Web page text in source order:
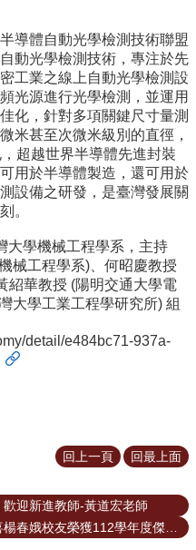
導體自動光學檢測技術聯盟
動光學檢測技術，專注於先
工業之線上自動光學檢測設
光源進行光學檢測，並運用
化，針對多項關鍵尺寸量測
米甚至次微米級別的直徑，
超越世界半導體先進封裝
用於半導體製造，還可用於
設備之研發，是臺灣發展關
。
大學機械工程學系，主持
械工程學系)、何昭慶教授
紹華教授 (陽明交通大學電
大學工業工程學研究所) 組
detail/e484bc71-937a-
回上一頁 回最上面
歡迎新進教師-黃道宏老師